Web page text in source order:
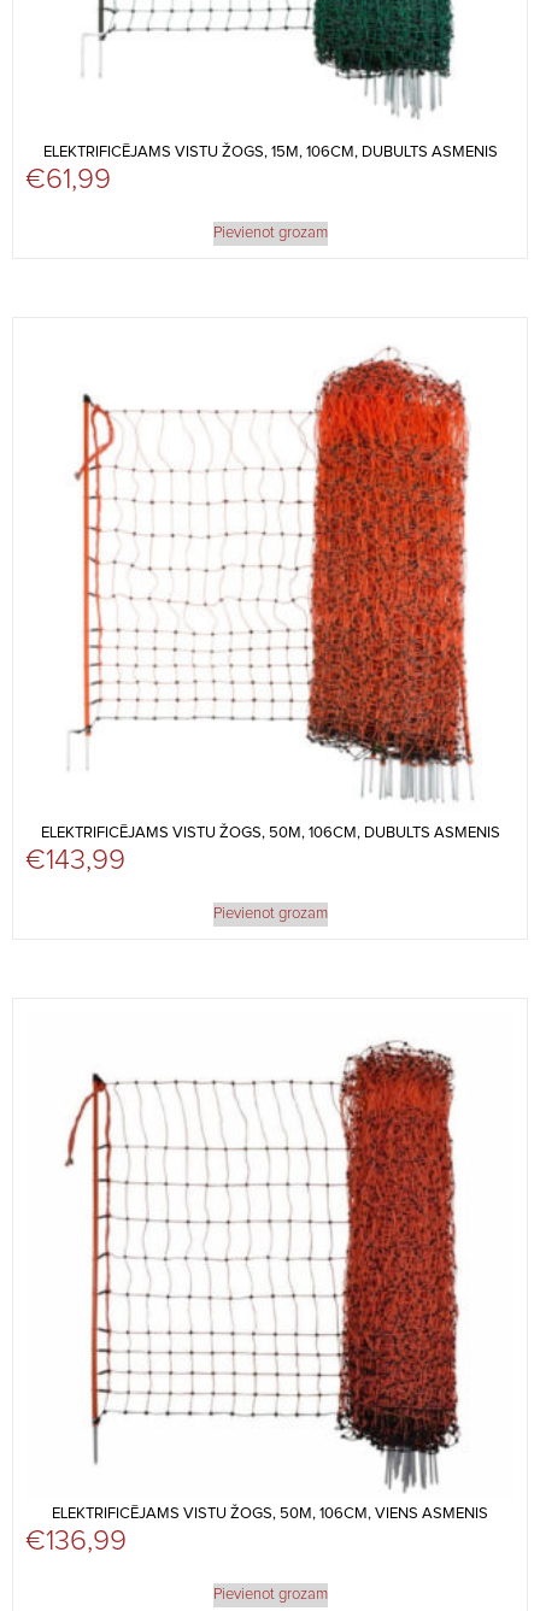
ELEKTRIFICĒJAMS VISTU ŽOGS, 15M, 106CM, DUBULTS ASMENIS
€61,99
Pievienot grozam
ELEKTRIFICĒJAMS VISTU ŽOGS, 50M, 106CM, DUBULTS ASMENIS
€143,99
Pievienot grozam
ELEKTRIFICĒJAMS VISTU ŽOGS, 50M, 106CM, VIENS ASMENIS
€136,99
Pievienot grozam